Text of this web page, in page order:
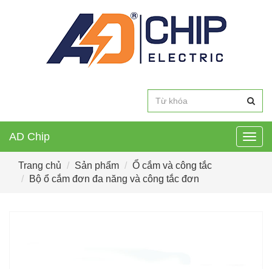
AD Chip
Trang chủ Sản phẩm
Ổ cắm và công tắc
Bộ ổ cắm đơn đa năng và công tắc đơn